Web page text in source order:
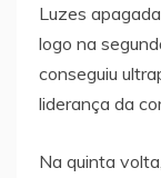
Luzes
logo na
conseguiu
liderança da
Na quinta